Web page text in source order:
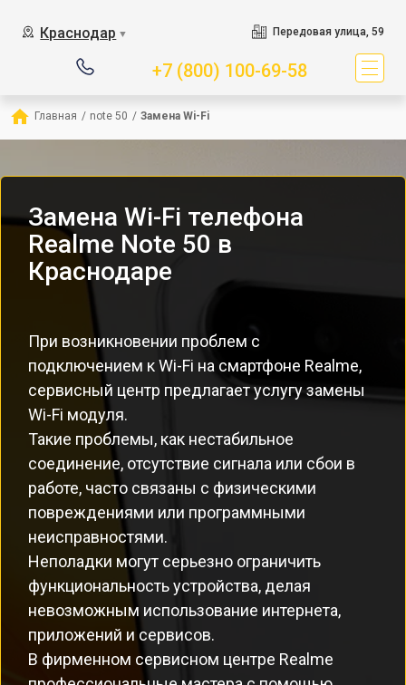
Краснодар ▼ Передовая улица, 59
+7 (800) 100-69-58
Главная / note 50 / Замена Wi-Fi
Замена Wi-Fi телефона
Realme Note 50 в
Краснодаре
При возникновении проблем с
подключением к Wi-Fi на смартфоне Realme,
сервисный центр предлагает услугу замены
Wi-Fi модуля.
Такие проблемы, как нестабильное
соединение, отсутствие сигнала или сбои в
работе, часто связаны с физическими
повреждениями или программными
неисправностями.
Неполадки могут серьезно ограничить
функциональность устройства, делая
невозможным использование интернета,
приложений и сервисов.
В фирменном сервисном центре Realme